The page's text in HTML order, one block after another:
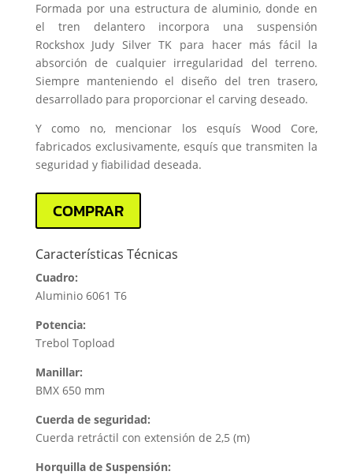
Formada por una estructura de aluminio, donde en
el tren delantero incorpora una suspensión
Rockshox Judy Silver TK para hacer más fácil la
absorción de cualquier irregularidad del terreno.
Siempre manteniendo el diseño del tren trasero,
desarrollado para proporcionar el carving deseado.
Y como no, mencionar los esquís Wood Core,
fabricados exclusivamente, esquís que transmiten la
seguridad y fiabilidad deseada.
COMPRAR
Características Técnicas
Cuadro:
Aluminio 6061 T6
Potencia:
Trebol Topload
Manillar:
BMX 650 mm
Cuerda de seguridad:
Cuerda retráctil con extensión de 2,5 (m)
Horquilla de Suspensión: